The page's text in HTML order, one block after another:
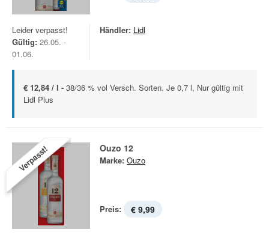
Leider verpasst!
Gültig: 26.05. -
01.06.
Händler: Lidl
€ 12,84 / l - 38/36 % vol Versch. Sorten. Je 0,7 l, Nur gültig mit
Lidl Plus
Verpasst! Ouzo 12
Marke: Ouzo
Preis: € 9,99